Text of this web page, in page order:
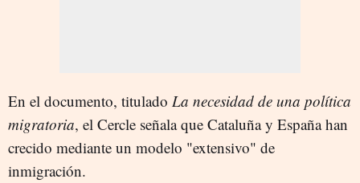
En el documento, titulado La necesidad de una política
migratoria, el Cercle señala que Cataluña y España han
crecido mediante un modelo "extensivo" de
inmigración.